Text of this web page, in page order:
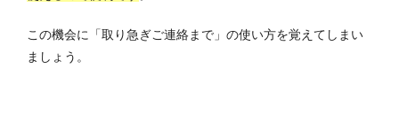
この機会に「取り急ぎご連絡まで」の使い方を覚えてしまい
ましょう。